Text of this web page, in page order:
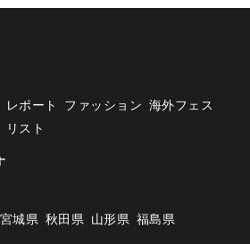
レポート ファッション 海外フェス
リスト
宮城県 秋田県 山形県 福島県